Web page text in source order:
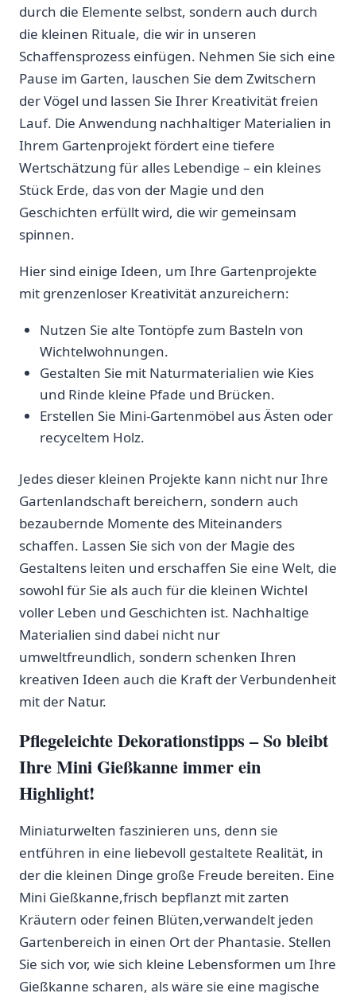
durch ​die Elemente selbst, ⁤sondern‌ auch durch
die kleinen Rituale, die wir ⁣in unseren
Schaffensprozess einfügen. Nehmen Sie sich eine
‍Pause ⁤im ⁢Garten, lauschen ‍Sie dem Zwitschern
der Vögel und lassen Sie‌ Ihrer Kreativität freien
Lauf. Die Anwendung nachhaltiger Materialien in⁣
Ihrem Gartenprojekt fördert ‌eine tiefere
Wertschätzung für ⁢alles ⁤Lebendige – ein kleines
Stück ⁤Erde, das von der Magie und⁤ den
Geschichten erfüllt wird, die wir gemeinsam
spinnen.
Hier sind einige Ideen, um Ihre Gartenprojekte
mit ​grenzenloser Kreativität ​anzureichern:
Nutzen Sie ⁢alte Tontöpfe‌ zum Basteln von
‌Wichtelwohnungen.
Gestalten‌ Sie ⁤mit Naturmaterialien wie Kies
und​ Rinde kleine Pfade und Brücken.
Erstellen Sie​ Mini-Gartenmöbel ‌aus ‌Ästen oder
recyceltem Holz.
Jedes dieser kleinen ⁢Projekte kann nicht nur Ihre
Gartenlandschaft ‍bereichern, sondern ⁣auch
bezaubernde Momente des Miteinanders
⁣schaffen. Lassen Sie sich von der Magie des
Gestaltens leiten und ‍erschaffen Sie eine Welt, die
sowohl für Sie als auch ⁣für die kleinen ‌Wichtel
voller Leben und ‌Geschichten ist. Nachhaltige
Materialien sind dabei nicht nur
umweltfreundlich, sondern schenken ⁤Ihren
kreativen Ideen auch die‌ Kraft der Verbundenheit
mit⁢ der ⁤Natur.
Pflegeleichte Dekorationstipps – ⁤So​ bleibt
⁢Ihre Mini Gießkanne immer ein‍
Highlight!
Miniaturwelten faszinieren ⁣uns, denn sie
entführen in eine liebevoll‌ gestaltete Realität, in
der die kleinen Dinge große ​Freude bereiten. Eine
Mini Gießkanne,frisch bepflanzt mit zarten
Kräutern oder feinen Blüten,verwandelt jeden ​
Gartenbereich in einen Ort der Phantasie. ‌Stellen
Sie ‍sich vor, wie sich kleine Lebensformen⁣ um Ihre
Gießkanne ⁢scharen, als wäre sie eine magische